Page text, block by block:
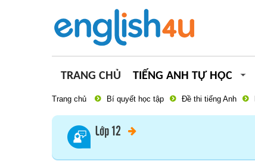
TRANG CHỦ TIẾNG ANH TỰ HỌC
Trang chủ Bí quyết học tập Đề thi tiếng Anh
Lớp 12